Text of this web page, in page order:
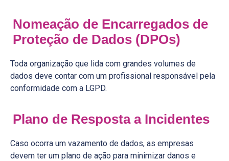
Nomeação de Encarregados de
Proteção de Dados (DPOs)
Toda organização que lida com grandes volumes de
dados deve contar com um profissional responsável pela
conformidade com a LGPD.
Plano de Resposta a Incidentes
Caso ocorra um vazamento de dados, as empresas
devem ter um plano de ação para minimizar danos e